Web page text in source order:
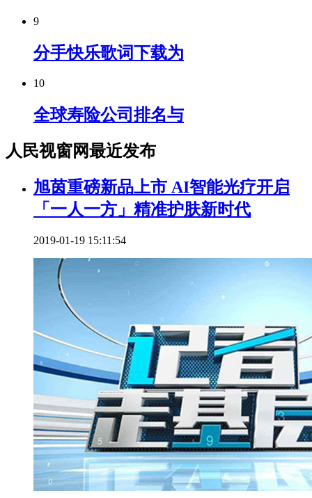
9
分手快乐歌词下载为
10
全球寿险公司排名与
人民视窗网最近发布
旭茵重磅新品上市 AI智能光疗开启
「一人一方」精准护肤新时代
2019-01-19 15:11:54